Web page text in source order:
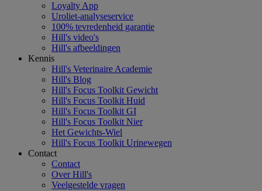
Loyalty App
Uroliet-analyseservice
100% tevredenheid garantie
Hill's video's
Hill's afbeeldingen
Kennis
Hill's Veterinaire Academie
Hill's Blog
Hill's Focus Toolkit Gewicht
Hill's Focus Toolkit Huid
Hill's Focus Toolkit GI
Hill's Focus Toolkit Nier
Het Gewichts-Wiel
Hill's Focus Toolkit Urinewegen
Contact
Contact
Over Hill's
Veelgestelde vragen